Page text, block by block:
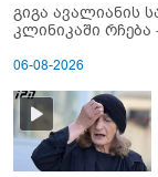
გიგა ავალიანის
კლინიკაში რჩება
06-08-2026